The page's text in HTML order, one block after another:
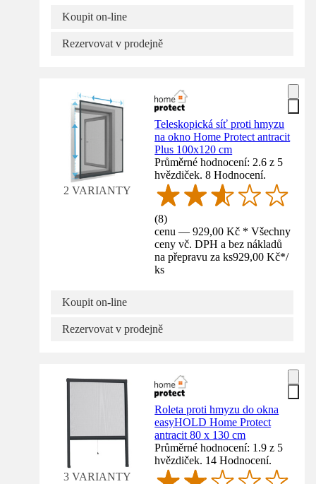
Koupit on-line
Rezervovat v prodejně
2 VARIANTY
Teleskopická síť proti hmyzu
na okno Home Protect antracit
Plus 100x120 cm
Průměrné hodnocení: 2.6 z 5
hvězdiček. 8 Hodnocení.
(8)
cenu — 929,00 Kč * Všechny
ceny vč. DPH a bez nákladů
na přepravu za ks929,00 Kč*/
ks
Koupit on-line
Rezervovat v prodejně
3 VARIANTY
Roleta proti hmyzu do okna
easyHOLD Home Protect
antracit 80 x 130 cm
Průměrné hodnocení: 1.9 z 5
hvězdiček. 14 Hodnocení.